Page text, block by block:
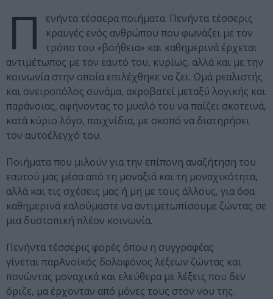
Π
ενήντα τέσσερα ποιήματα. Πενήντα τέσσερις
κραυγές ενός ανθρώπου που φωνάζει με τον
τρόπο του «βοήθεια» και καθημερινά έρχεται
αντιμέτωπος με τον εαυτό του, κυρίως, αλλά και με την
κοινωνία στην οποία επιλέχθηκε να ζει. Ωμά ρεαλιστής
και ονειροπόλος συνάμα, ακροβατεί μεταξύ λογικής και
παράνοιας, αφήνοντας το μυαλό του να παίζει σκοτεινά,
κατά κύριο λόγο, παιχνίδια, με σκοπό να διατηρήσει
τον αυτοέλεγχό του.
Ποιήματα που μιλούν για την επίπονη αναζήτηση του
εαυτού μας μέσα από τη μοναξιά και τη μοναχικότητα,
αλλά και τις σχέσεις μας ή μη με τους άλλους, για όσα
καθημερινά καλούμαστε να αντιμετωπίσουμε ζώντας σε
μια δυστοπική πλέον κοινωνία.
Πενήντα τέσσερις φορές όπου η συγγραφέας
γίνεται παρΑνοϊκός δολοφόνος λέξεων ζώντας και
πονώντας μοναχικά και ελεύθερα με λέξεις που δεν
όριζε, μα έρχονταν από μόνες τους στον νου της.